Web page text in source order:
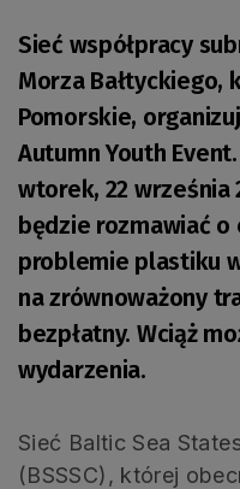
Sieć współpracy
Morza
Pomorskie,
Autumn Youth
wtorek, 22 września
będzie rozmawiać
problemie plastiku
na zrównoważony
bezpłatny. Wciąż
wydarzenia.
Sieć Baltic Sea
(BSSSC), której